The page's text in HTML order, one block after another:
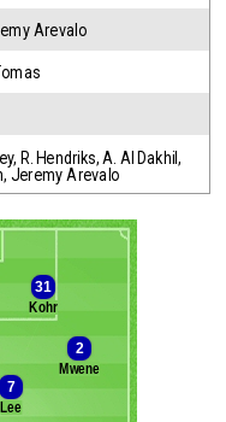
Arevalo
, R. Hendriks, A. Al Dakhil,
, Jeremy Arevalo